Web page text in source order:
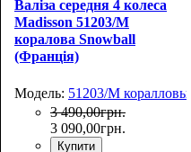
Валіза середня 4 колеса
Madisson 51203/M
коралова Snowball
(Франція)
Модель: 51203/M коралловый
3 490,00грн.
3 090,00грн.
Купити